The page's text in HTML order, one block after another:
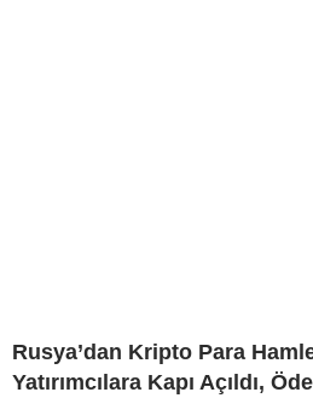
Rusya’dan Kripto Para
Yatırımcılara Kapı Açıldı,